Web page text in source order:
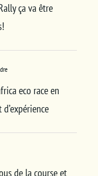
ça va être
eco race en
de la course et